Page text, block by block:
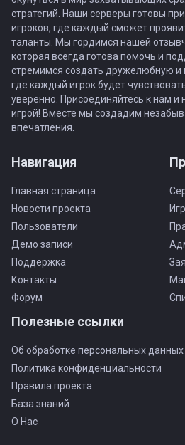
стратегий. Наши серверы готовы
игроков, где каждый сможет
таланты. Мы гордимся нашей
которая всегда готова помочь и
стремимся создать дружелюбную и
где каждый игрок будет
уверенно. Присоединяйтесь к нам и
игрой! Вместе мы создадим
впечатления.
Навигация
Главная страница
Новости проекта
Пользователи
Демо записи
Поддержка
Контакты
Форум
Полезные ссылки
Об обработке персональных данных
Политика конфиденциальности
Правила проекта
База знаний
О Нас